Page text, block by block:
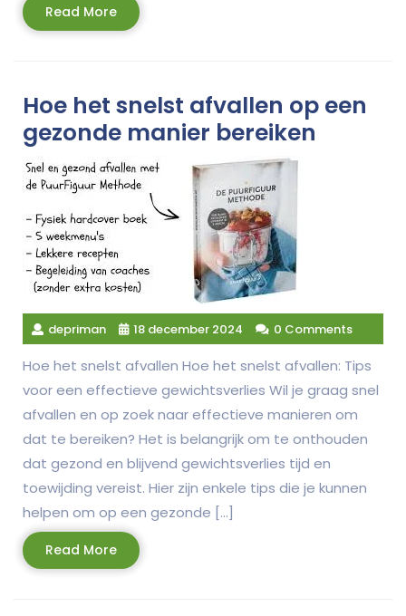
Read MoreRead
More
Hoe het snelst afvallen op een
gezonde manier bereiken
depriman 18 december 2024 0 Comments
Hoe het snelst afvallen Hoe het snelst afvallen: Tips
voor een effectieve gewichtsverlies Wil je graag snel
afvallen en op zoek naar effectieve manieren om
dat te bereiken? Het is belangrijk om te onthouden
dat gezond en blijvend gewichtsverlies tijd en
toewijding vereist. Hier zijn enkele tips die je kunnen
helpen om op een gezonde […]
Read MoreRead
More